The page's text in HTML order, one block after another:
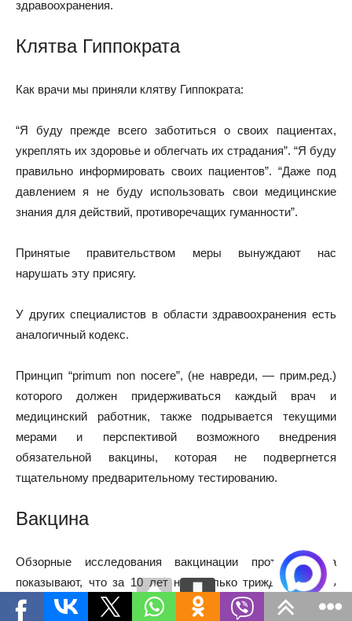
здравоохранения.
Клятва Гиппократа
Как врачи мы приняли клятву Гиппократа:
“Я буду прежде всего заботиться о своих пациентах,
укреплять их здоровье и облегчать их страдания”. “Я буду
правильно информировать своих пациентов”. “Даже под
давлением я не буду использовать свои медицинские
знания для действий, противоречащих гуманности”.
Принятые правительством меры вынуждают нас
нарушать эту присягу.
У других специалистов в области здравоохранения есть
аналогичный кодекс.
Принцип “primum non nocere”, (не навреди, — прим.ред.)
которого должен придерживаться каждый врач и
медицинский работник, также подрывается текущими
мерами и перспективой возможного внедрения
обязательной вакцины, которая не подвергнется
тщательному предварительному тестированию.
Вакцина
Обзорные исследования вакцинации против гриппа
показывают, что за 10 лет нам только трижды удалось
разработать вакцину с эффективностью более 50%.